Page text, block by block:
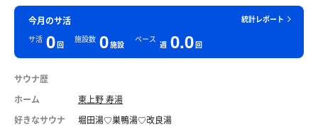
統計レポート
今月のサ活
サ活 0回
施設数 0施設
ペース
週 0.0回
サウナ歴
ホーム
東上野 寿湯
好きなサウナ
堀田湯♡巣鴨湯♡改良湯